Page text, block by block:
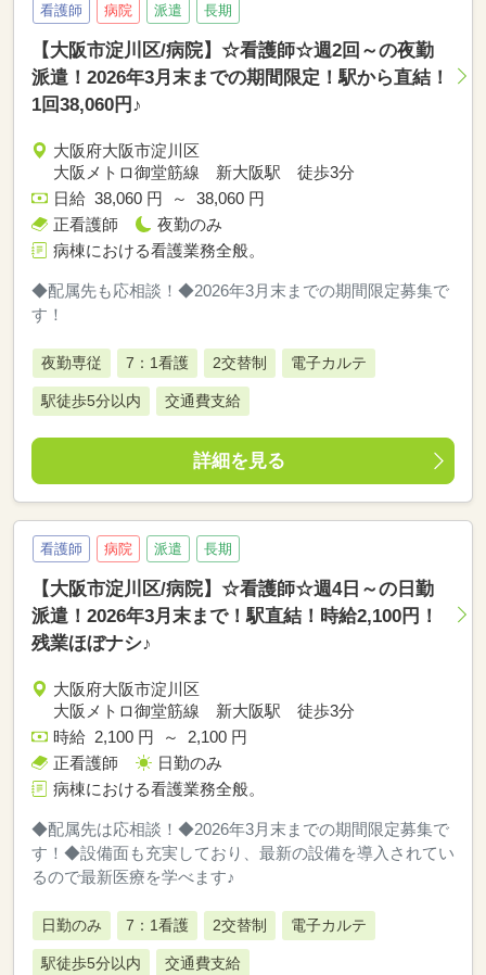
看護師 病院 派遣 長期
【大阪市淀川区/病院】☆看護師☆週2回～の夜勤
派遣！2026年3月末までの期間限定！駅から直結！
1回38,060円♪
大阪府大阪市淀川区
大阪メトロ御堂筋線 新大阪駅 徒歩3分
日給 38,060 円 ～ 38,060 円
正看護師
夜勤のみ
病棟における看護業務全般。
◆配属先も応相談！◆2026年3月末までの期間限定募集で
す！
夜勤専従 7：1看護 2交替制 電子カルテ
駅徒歩5分以内 交通費支給
詳細を見る
看護師 病院 派遣 長期
【大阪市淀川区/病院】☆看護師☆週4日～の日勤
派遣！2026年3月末まで！駅直結！時給2,100円！
残業ほぼナシ♪
大阪府大阪市淀川区
大阪メトロ御堂筋線 新大阪駅 徒歩3分
時給 2,100 円 ～ 2,100 円
正看護師
日勤のみ
病棟における看護業務全般。
◆配属先は応相談！◆2026年3月末までの期間限定募集で
す！◆設備面も充実しており、最新の設備を導入されてい
るので最新医療を学べます♪
日勤のみ 7：1看護 2交替制 電子カルテ
駅徒歩5分以内 交通費支給